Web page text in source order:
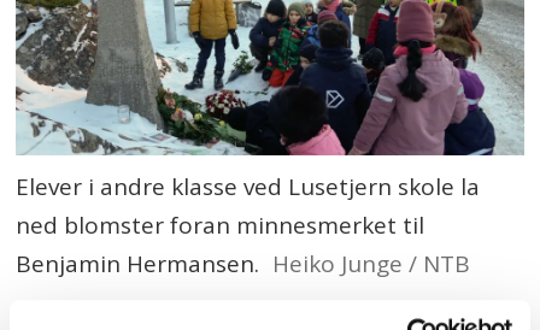
Elever i andre klasse ved Lusetjern skole la
ned blomster foran minnesmerket til
Benjamin Hermansen. Heiko Junge / NTB